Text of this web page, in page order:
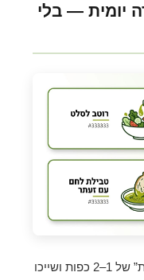
יומית — בלי
הנה גישה פרקטית: הגדירו “מנה יומית” של 1–2 כפות ושייכו